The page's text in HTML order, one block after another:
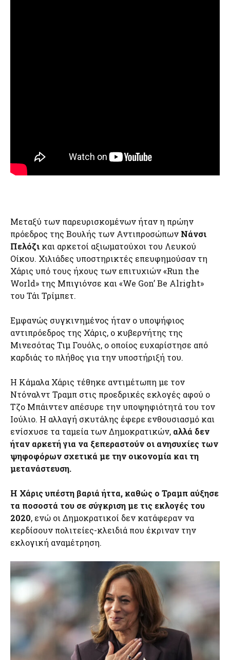
Μεταξύ των παρευρισκομένων ήταν η πρώην
πρόεδρος της Βουλής των Αντιπροσώπων Νάνσι
Πελόζι και αρκετοί αξιωματούχοι του Λευκού
Οίκου. Χιλιάδες υποστηρικτές επευφημούσαν τη
Χάρις υπό τους ήχους των επιτυχιών «Run the
World» της Μπιγιόνσε και «We Gon’ Be Alright»
του Τάι Τρίμπετ.
Εμφανώς συγκινημένος ήταν ο υποψήφιος
αντιπρόεδρος της Χάρις, ο κυβερνήτης της
Μινεσότας Τιμ Γουόλς, ο οποίος ευχαρίστησε από
καρδιάς το πλήθος για την υποστήριξή του.
Η Κάμαλα Χάρις τέθηκε αντιμέτωπη με τον
Ντόναλντ Τραμπ στις προεδρικές εκλογές αφού ο
Τζο Μπάιντεν απέσυρε την υποψηφιότητά του τον
Ιούλιο. Η αλλαγή σκυτάλης έφερε ενθουσιασμό και
ενίσχυσε τα ταμεία των Δημοκρατικών, αλλά δεν
ήταν αρκετή για να ξεπεραστούν οι ανησυχίες των
ψηφοφόρων σχετικά με την οικονομία και τη
μετανάστευση.
Η Χάρις υπέστη βαριά ήττα, καθώς ο Τραμπ αύξησε
τα ποσοστά του σε σύγκριση με τις εκλογές του
2020, ενώ οι Δημοκρατικοί δεν κατάφεραν να
κερδίσουν πολιτείες-κλειδιά που έκριναν την
εκλογική αναμέτρηση.